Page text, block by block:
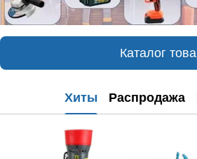
Каталог
Хиты Распродажа